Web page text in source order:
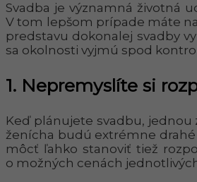
Svadba je významná životná
V tom lepšom prípade máte
predstavu dokonalej svadby
sa okolnosti vyjmú spod
1. Nepremyslíte si
Keď plánujete svadbu,
ženícha budú extrémne
môcť ľahko stanoviť tiež
o možných cenách